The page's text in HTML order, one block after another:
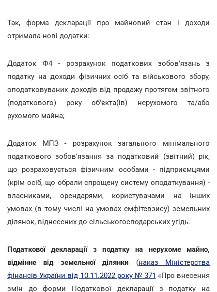
Так, форма декларації про майновий стан і доходи
отримала нові додатки:
Додаток Ф4 - розрахунок податкових зобов'язань з
податку на доходи фізичних осіб та військового збору,
оподатковуваних доходів від продажу протягом звітного
(податкового) року об'єкта(ів) нерухомого та/або
рухомого майна;
Додаток МПЗ - розрахунок загального мінімального
податкового зобов'язання за податковий (звітний) рік,
що розраховується фізичним особами - підприємцями
(крім осіб, що обрали спрощену систему оподаткування) -
власниками, орендарями, користувачами на інших
умовах (в тому числі на умовах емфітевзису) земельних
ділянок, віднесених до сільськогосподарських угідь.
Податкової декларації з податку на нерухоме майно,
відмінне від земельної ділянки (наказ Міністерства
фінансів України від 10.11.2022 року № 371 «Про внесення
змін до форми Податкової декларації з податку на